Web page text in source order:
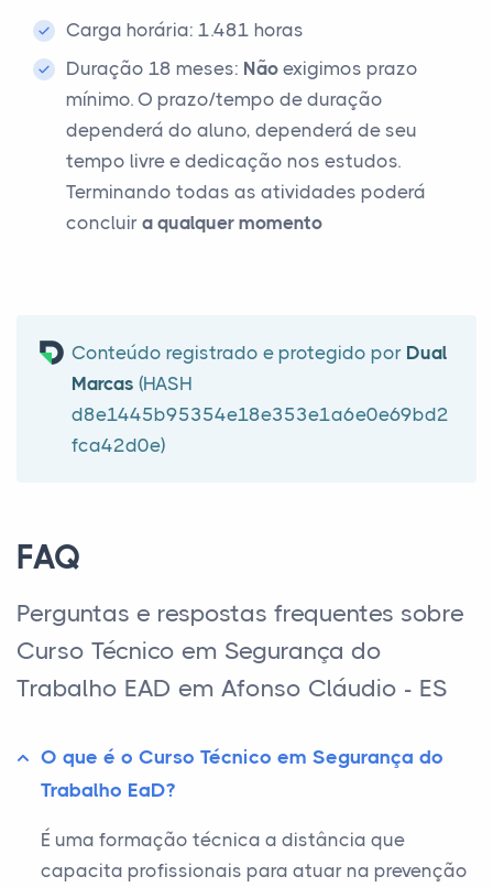
Carga horária: 1.481 horas
Duração 18 meses: Não exigimos prazo
mínimo. O prazo/tempo de duração
dependerá do aluno, dependerá de seu
tempo livre e dedicação nos estudos.
Terminando todas as atividades poderá
concluir a qualquer momento
Conteúdo registrado e protegido por Dual
Marcas (HASH
d8e1445b95354e18e353e1a6e0e69bd2
fca42d0e)
FAQ
Perguntas e respostas frequentes sobre
Curso Técnico em Segurança do
Trabalho EAD em Afonso Cláudio - ES
O que é o Curso Técnico em Segurança do
Trabalho EaD?
É uma formação técnica a distância que
capacita profissionais para atuar na prevenção